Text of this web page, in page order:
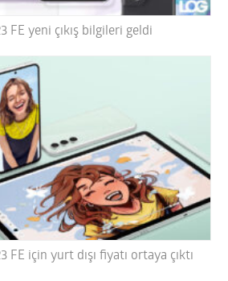
FE yeni çıkış bilgileri geldi
FE için yurt dışı fiyatı ortaya çıktı